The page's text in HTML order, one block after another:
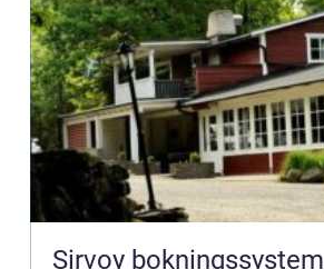
Sirvoy bokningssystem så kan